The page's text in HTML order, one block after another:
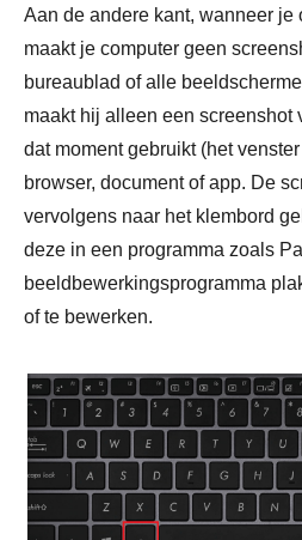
Aan de andere kant, wanneer je
maakt je computer geen
bureaublad of alle
maakt hij alleen een screenshot
dat moment gebruikt (het
browser, document of app. De
vervolgens naar het klembord
deze in een programma zoals
beeldbewerkingsprogramma
of te bewerken.